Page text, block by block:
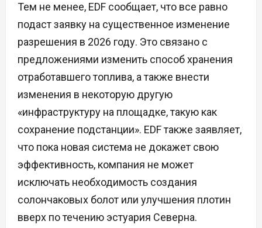
Тем не менее, EDF сообщает, что все равно
подаст заявку на существенное изменение
разрешения в 2026 году. Это связано с
предложениями изменить способ хранения
отработавшего топлива, а также внести
изменения в некоторую другую
«инфраструктуру на площадке, такую как
сохранение подстанции». EDF также заявляет,
что пока новая система не докажет свою
эффективность, компания не может
исключать необходимость создания
солончаковых болот или улучшения плотин
вверх по течению эстуария Северна.